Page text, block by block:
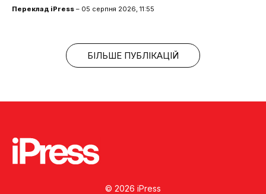
Переклад iPress – 05 серпня 2026, 11:55
БІЛЬШЕ ПУБЛІКАЦІЙ
© 2026 iPress